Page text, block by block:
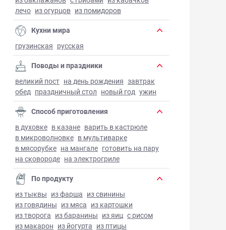
лечо из огурцов из помидоров
Кухни мира
грузинская русская
Поводы и праздники
великий пост на день рождения завтрак
обед праздничный стол новый год ужин
Способ приготовления
в духовке в казане варить в кастрюле
в микроволновке в мультиварке
в мясорубке на мангале готовить на пару
на сковороде на электрогриле
По продукту
из тыквы из фарша из свинины
из говядины из мяса из картошки
из творога из баранины из яиц с рисом
из макарон из йогурта из птицы